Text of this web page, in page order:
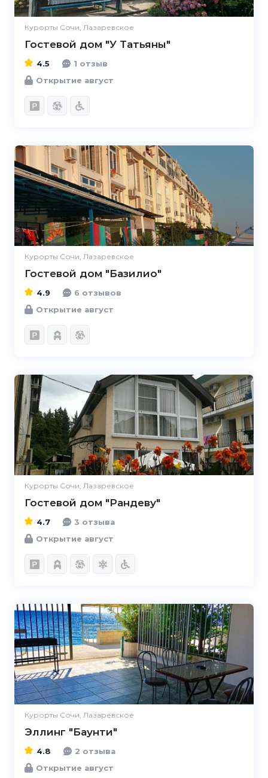
Курорты Сочи, Лазаревское
Гостевой дом "У Татьяны"
4.5
1 отзыв
Открытие август
Курорты Сочи, Лазаревское
Гостевой дом "Базилио"
4.9
6 отзывов
Открытие август
Курорты Сочи, Лазаревское
Гостевой дом "Рандеву"
4.7
4.7
3 отзыва
Открытие август
Курорты Сочи, Лазаревское
Эллинг "Баунти"
4.8
4.8
2 отзыва
Открытие август